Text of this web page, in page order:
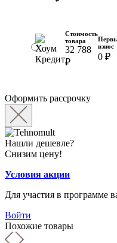
Стоимость
товара
32 788
₽
взнос
0 ₽
Оформить рассрочку
Нашли дешевле?
Снизим цену!
Условия акции
Для участия в программе
Войти
Похожие товары